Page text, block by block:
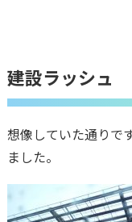
建設ラッシュ
想像していた通りで
ました。